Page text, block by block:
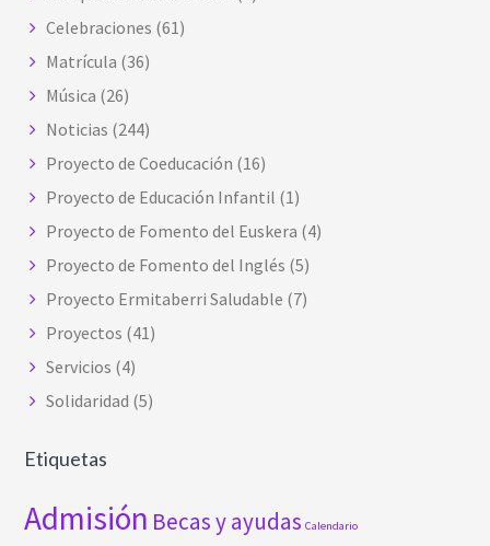
t
e
Celebraciones (61)
Matrícula (36)
Música (26)
Noticias (244)
Proyecto de Coeducación (16)
Proyecto de Educación Infantil (1)
Proyecto de Fomento del Euskera (4)
Proyecto de Fomento del Inglés (5)
Proyecto Ermitaberri Saludable (7)
Proyectos (41)
Servicios (4)
Solidaridad (5)
Etiquetas
Admisión Becas y ayudas Calendario